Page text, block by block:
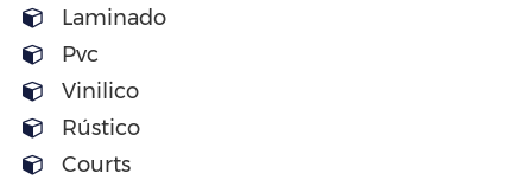
Laminado
Pvc
Vinilico
Rústico
Courts